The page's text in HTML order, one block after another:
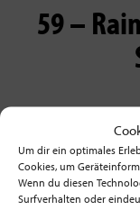
Um dir ein optimales
Cookies, um
Wenn du diesen
Surfverhalten oder
59 –